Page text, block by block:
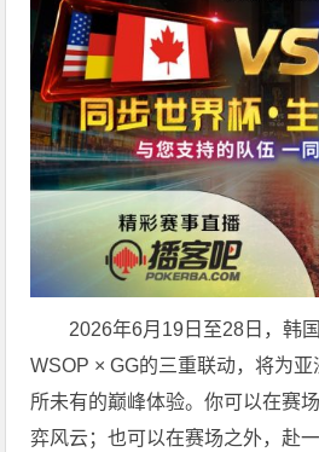
2026年6月19日至28日，韩
WSOP × GG的三重联动，将为
所未有的巅峰体验。你可以在赛
弈风云；也可以在赛场之外，赴